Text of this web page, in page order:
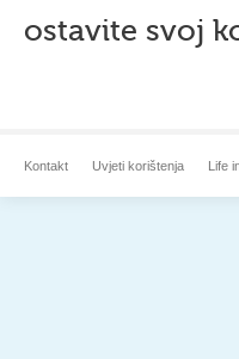
ostavite svoj
Kontakt Uvjeti korištenja Life